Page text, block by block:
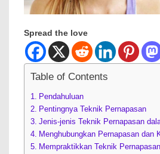
Spread the love
Table of Contents
Pendahuluan
Pentingnya Teknik Pernapasan
Jenis-jenis Teknik Pernapasan
Menghubungkan Pernapasan dan
Mempraktikkan Teknik Pernapasan